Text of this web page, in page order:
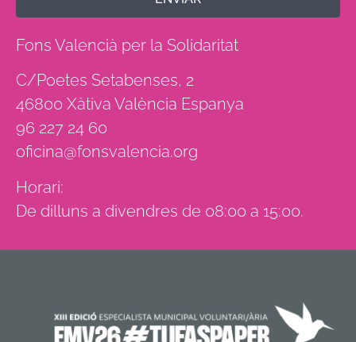
Fons Valencià per la Solidaritat
C/Poetes Setabenses, 2
46800 Xàtiva València Espanya
96 227 24 60
oficina@fonsvalencia.org
Horari:
De dilluns a divendres de 08:00 a 15:00.